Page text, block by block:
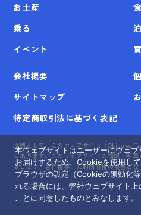
お土産
乗る
イベント
会社概要
サイトマップ
特定商取引法に基づく表記
原則として、このウェブサイト（Okinawa
にあります。このウェブサイトの情報・写
ることは、著作権等、知的所有権の侵害とな
本ウェブサイトはユーザーにウェ
お届けするため、Cookieを使用して
ブラウザの設定（Cookieの無効化
れる場合には、弊社ウェブサイト
ことに同意したものとみなします。